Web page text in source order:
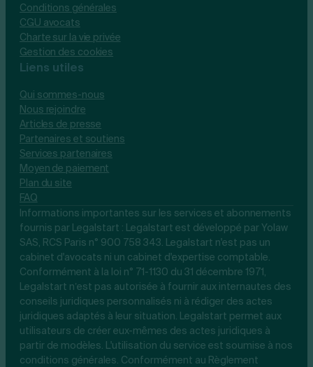
Conditions générales
CGU avocats
Charte sur la vie privée
Gestion des cookies
Liens utiles
Qui sommes-nous
Nous rejoindre
Articles de presse
Partenaires et soutiens
Services partenaires
Moyen de paiement
Plan du site
FAQ
Informations importantes sur les services et abonnements
fournis par Legalstart : Legalstart est développé par Yolaw
SAS, RCS Paris n° 900 758 343. Legalstart n'est pas un
cabinet d'avocats ni un cabinet d'expertise comptable.
Conformément à la loi n° 71-1130 du 31 décembre 1971,
Legalstart n’est pas autorisée à fournir aux internautes des
conseils juridiques personnalisés ni à rédiger des actes
juridiques adaptés à leur situation. Legalstart permet aux
utilisateurs de créer eux-mêmes des actes juridiques à
partir de modèles. L'utilisation du service est soumise à nos
conditions générales. Conformément au Règlement